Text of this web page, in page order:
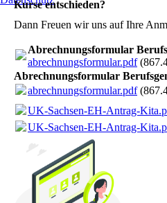
Kurse entschieden?
Dann Freuen wir uns auf Ihre
Abrechnungsformular
abrechnungsformular.pdf
Abrechnungsformular
abrechnungsformular.pdf
UK-Sachsen-EH-Antrag-
UK-Sachsen-EH-Antrag-